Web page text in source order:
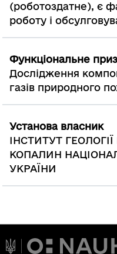
(роботоздатне), є
роботу і
Функціональне
Дослідження
газів природного
Установа власник
ІНСТИТУТ
КОПАЛИН
УКРАЇНИ